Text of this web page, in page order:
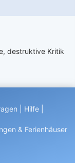
destruktive Kritik
Hilfe
& Ferienhäuser